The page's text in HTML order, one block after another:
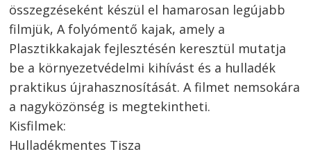
összegzéseként készül el hamarosan legújabb
filmjük, A folyómentő kajak, amely a
Plasztikkakajak fejlesztésén keresztül mutatja
be a környezetvédelmi kihívást és a hulladék
praktikus újrahasznosítását. A filmet nemsokára
a nagyközönség is megtekintheti.
Kisfilmek:
Hulladékmentes Tisza